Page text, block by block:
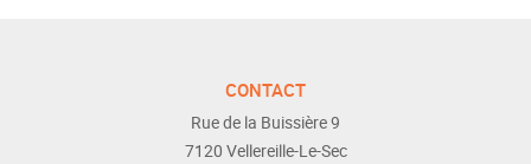
CONTACT
Rue de la Buissière 9
7120 Vellereille-Le-Sec